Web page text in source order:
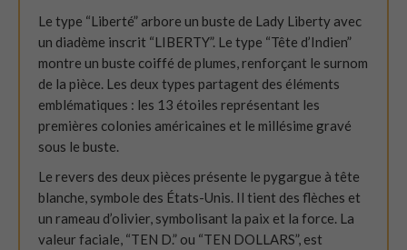
Le type “Liberté” arbore un buste de Lady Liberty avec
un diadème inscrit “LIBERTY”. Le type “Tête d’Indien”
montre un buste coiffé de plumes, renforçant le surnom
de la pièce. Les deux types partagent des éléments
emblématiques : les 13 étoiles représentant les
premières colonies américaines et le millésime gravé
sous le buste.
Le revers des deux pièces présente le pygargue à tête
blanche, symbole des États-Unis. Il tient des flèches et
un rameau d’olivier, symbolisant la paix et la force. La
valeur faciale, “TEN D.” ou “TEN DOLLARS”, est